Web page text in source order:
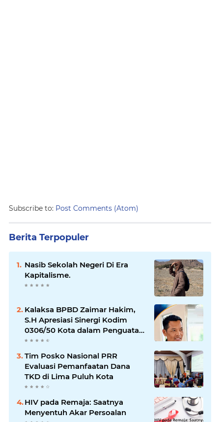
Subscribe to: Post Comments (Atom)
Berita Terpopuler
Nasib Sekolah Negeri Di Era
Kapitalisme.
Kalaksa BPBD Zaimar Hakim,
S.H Apresiasi Sinergi Kodim
0306/50 Kota dalam Penguatan
Mitigasi dan Penanganan
Bencana
Tim Posko Nasional PRR
Evaluasi Pemanfaatan Dana
TKD di Lima Puluh Kota
HIV pada Remaja: Saatnya
Menyentuh Akar Persoalan